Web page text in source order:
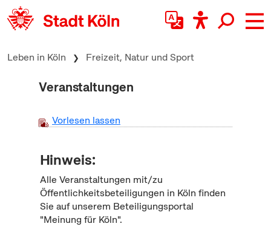
zum Inhalt springen
Leben in Köln Freizeit, Natur und Sport
Veranstaltungen
Vorlesen lassen
Hinweis:
Alle Veranstaltungen mit/zu
Öffentlichkeitsbeteiligungen in Köln finden
Sie auf unserem Beteiligungsportal
"Meinung für Köln".